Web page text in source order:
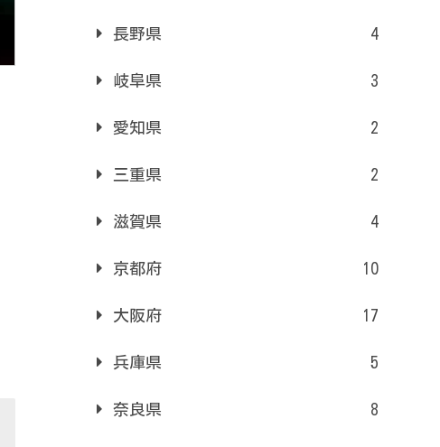
長野県 4
岐阜県 3
愛知県 2
三重県 2
滋賀県 4
京都府 10
大阪府 17
兵庫県 5
奈良県 8